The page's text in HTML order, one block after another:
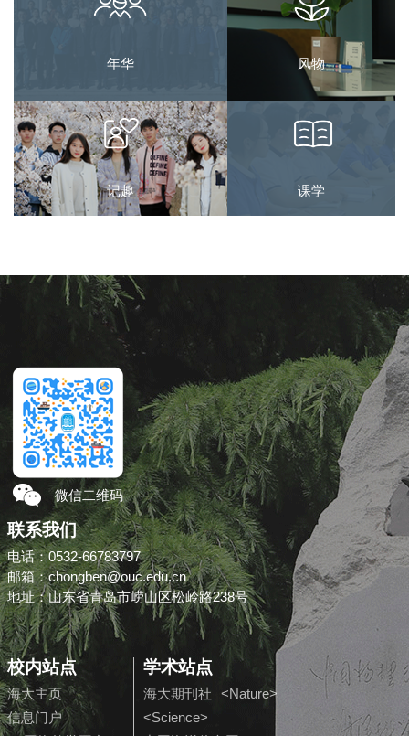
年华 风物
记趣 课学
微信二维码
联系我们
电话：0532-66783797
邮箱：chongben@ouc.edu.cn
地址：山东省青岛市崂山区松岭路238号
校内站点
海大主页
信息门户
学术站点
海大期刊社
<Nature>
<Science>